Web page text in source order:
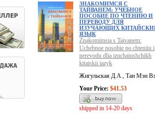
ЗНАКОМИМСЯ С
ТАЙВАНЕМ: УЧЕБНОЕ
ПОСОБИЕ ПО ЧТЕНИЮ И
ПЕРЕВОДУ ДЛЯ
ИЗУЧАЮЩИХ
ЯЗЫК
Znakomimsia s Taivanem:
Uchebnoe posobie po chteniiu i
perevodu dlia izuchaiushchikh
kitaiskii iazyk
Жигульская Д.А., Тан Мэн Вэ
Your Price: $41.53
shipped in 14-20 days